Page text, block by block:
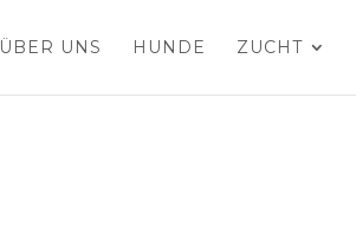
ÜBER UNS HUNDE ZUCHT